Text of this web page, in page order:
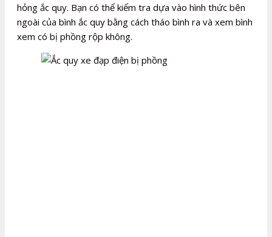
hỏng ắc quy. Bạn có thể kiểm tra dựa vào hình thức bên
ngoài của bình ắc quy bằng cách tháo bình ra và xem bình
xem có bị phồng rộp không.